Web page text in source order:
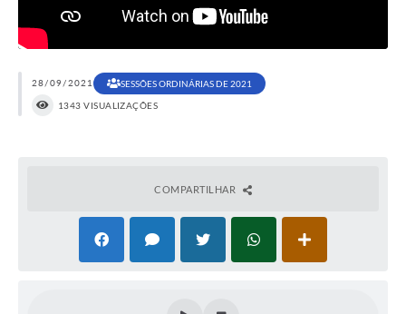
28/09/2021
SESSÕES ORDINÁRIAS DE 2021
1343 VISUALIZAÇÕES
COMPARTILHAR